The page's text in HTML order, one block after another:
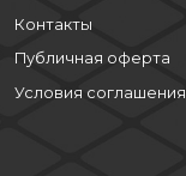
Контакты
Публичная оферта
Условия соглашения